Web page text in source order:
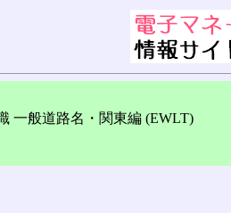
一般道路名・関東編 (EWLT)